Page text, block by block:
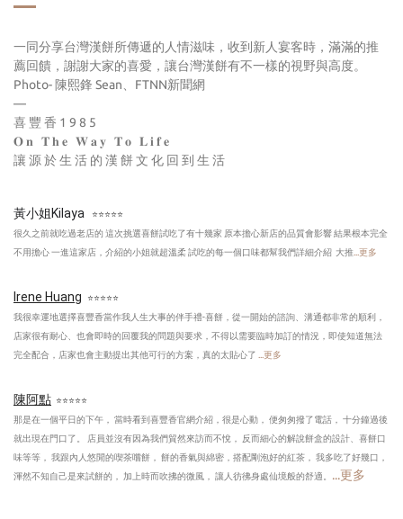
一同分享台灣漢餅所傳遞的人情滋味，收到新人宴客時，滿滿的推
薦回饋，謝謝大家的喜愛，讓台灣漢餅有不一樣的視野與高度。
Photo- 陳熙鋒 Sean、FTNN新聞網
—
喜豐香1985
𝐎𝐧 𝐓𝐡𝐞 𝐖𝐚𝐲 𝐓𝐨 𝐋𝐢𝐟𝐞
讓源於生活的漢餅文化回到生活
黃小姐Kilaya
⭐⭐⭐⭐⭐
很久之前就吃過老店的 這次挑選喜餅試吃了有十幾家 原本擔心新店的品質會影響 結果根本完全
不用擔心 一進這家店，介紹的小姐就超溫柔 試吃的每一個口味都幫我們詳細介紹 大推...更多
Irene Huang
⭐⭐⭐⭐⭐
我很幸運地選擇喜豐香當作我人生大事的伴手禮-喜餅，從一開始的諮詢、溝通都非常的順利，
店家很有耐心、也會即時的回覆我的問題與要求，不得以需要臨時加訂的情況，即使知道無法
完全配合，店家也會主動提出其他可行的方案，真的太貼心了 ...更多
陳阿點 ⭐⭐⭐⭐⭐
那是在一個平日的下午， 當時看到喜豐香官網介紹，很是心動， 便匆匆撥了電話， 十分鐘過後
就出現在門口了。 店員並沒有因為我們貿然來訪而不悅， 反而細心的解說餅盒的設計、喜餅口
味等等， 我跟內人悠閒的喫茶嚐餅， 餅的香氣與綿密，搭配剛泡好的紅茶， 我多吃了好幾口，
渾然不知自己是來試餅的， 加上時而吹拂的微風， 讓人彷彿身處仙境般的舒適。 ...更多